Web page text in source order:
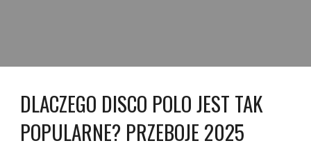
DLACZEGO DISCO POLO JEST TAK
POPULARNE? PRZEBOJE 2025